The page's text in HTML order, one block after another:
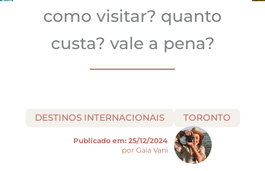
como visitar? quanto
custa? vale a pena?
DESTINOS INTERNACIONAIS TORONTO
Publicado em: 25/12/2024
por Gaia Vani